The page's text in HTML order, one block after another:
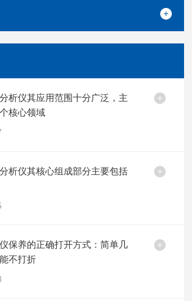
析仪其应用范围十分广泛，主
核心领域
析仪其核心组成部分主要包括
保养的正确打开方式：简单几
不打折